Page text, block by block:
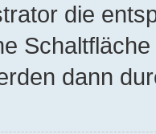
die
dann